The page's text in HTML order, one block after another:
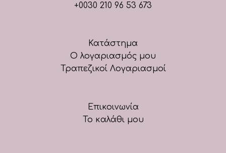
+0030 210 96 53 673
Κατάστημα
Ο λογαριασμός μου
Τραπεζικοί Λογαριασμοί
Επικοινωνία
Το καλάθι μου